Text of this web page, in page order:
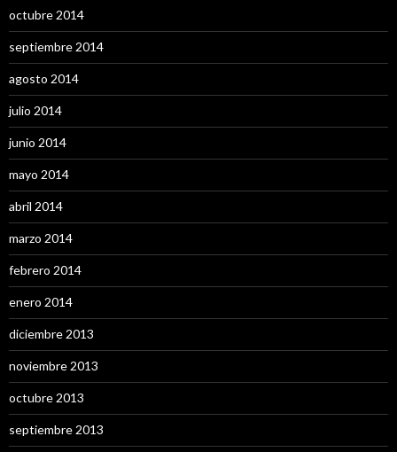
octubre 2014
septiembre 2014
agosto 2014
julio 2014
junio 2014
mayo 2014
abril 2014
marzo 2014
febrero 2014
enero 2014
diciembre 2013
noviembre 2013
octubre 2013
septiembre 2013